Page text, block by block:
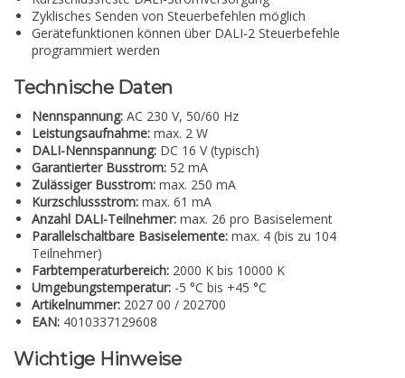
Zyklisches Senden von Steuerbefehlen möglich
Gerätefunktionen können über DALI-2 Steuerbefehle
programmiert werden
Technische Daten
Nennspannung: AC 230 V, 50/60 Hz
Leistungsaufnahme: max. 2 W
DALI-Nennspannung: DC 16 V (typisch)
Garantierter Busstrom: 52 mA
Zulässiger Busstrom: max. 250 mA
Kurzschlussstrom: max. 61 mA
Anzahl DALI-Teilnehmer: max. 26 pro Basiselement
Parallelschaltbare Basiselemente: max. 4 (bis zu 104
Teilnehmer)
Farbtemperaturbereich: 2000 K bis 10000 K
Umgebungstemperatur: -5 °C bis +45 °C
Artikelnummer: 2027 00 / 202700
EAN: 4010337129608
Wichtige Hinweise